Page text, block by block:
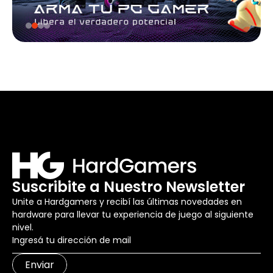
Suscribite a Nuestro Newsletter
Unite a Hardgamers y recibí las últimas novedades en
hardware para llevar tu experiencia de juego al siguiente
nivel.
Enviar